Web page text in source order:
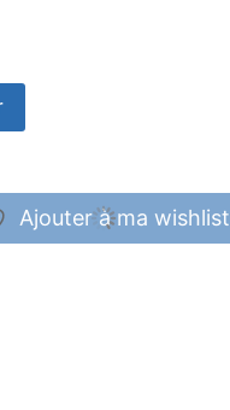
Ajouter à ma wishlist